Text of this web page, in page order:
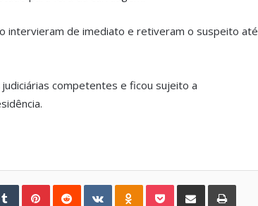
intervieram de imediato e retiveram o suspeito até
competentes e ficou sujeito a
Tumblr Pinterest Reddit VKontakte Odnoklassniki Pocket Share via Email Print